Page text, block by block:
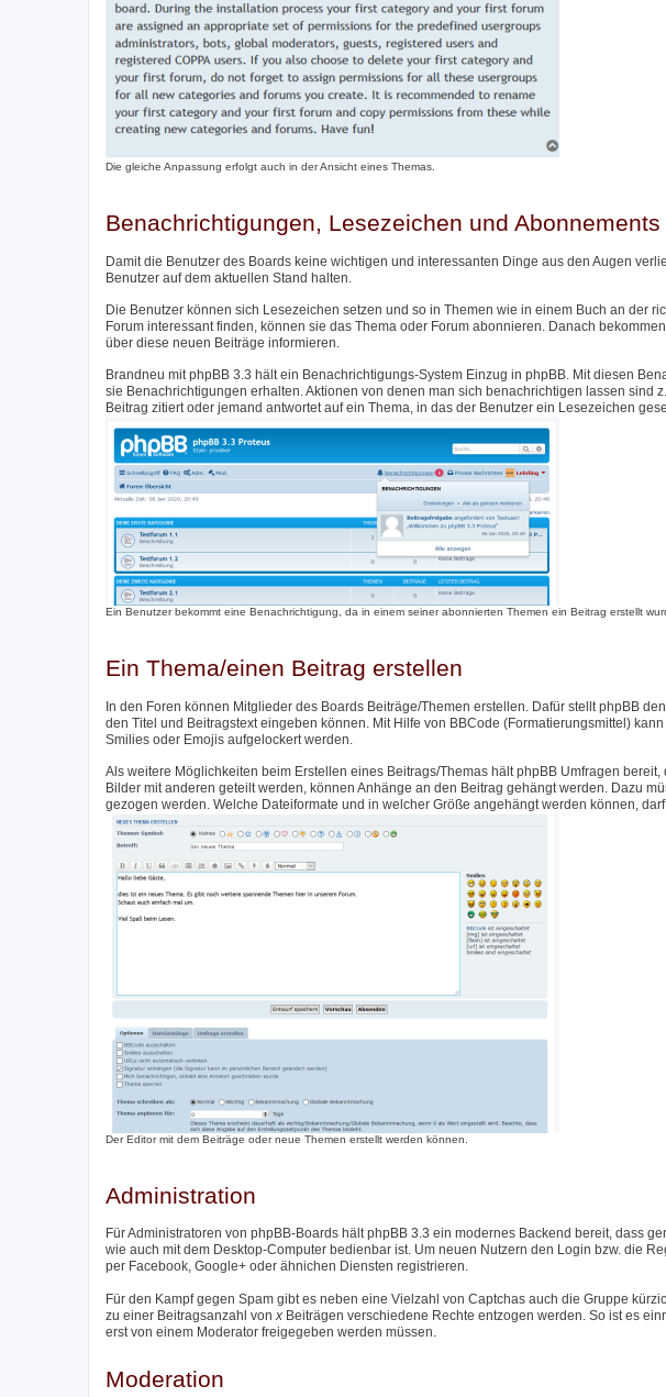
Die gleiche Anpassung erfolgt auch in der Ansicht eines Themas.
Benachrichtigungen, Lesezeichen und Abonnements
Damit die Benutzer des Boards keine wichtigen und interessanten Dinge aus den Augen
Benutzer auf dem aktuellen Stand halten.
Die Benutzer können sich Lesezeichen setzen und so in Themen wie in einem Buch an der
Forum interessant finden, können sie das Thema oder Forum abonnieren. Danach
über diese neuen Beiträge informieren.
Brandneu mit phpBB 3.3 hält ein Benachrichtigungs-System Einzug in phpBB. Mit diesen
sie Benachrichtigungen erhalten. Aktionen von denen man sich benachrichtigen lassen sind
Beitrag zitiert oder jemand antwortet auf ein Thema, in das der Benutzer ein Lesezeichen
Ein Benutzer bekommt eine Benachrichtigung, da in einem seiner abonnierten Themen ein Beitrag erstellt
Ein Thema/einen Beitrag erstellen
In den Foren können Mitglieder des Boards Beiträge/Themen erstellen. Dafür stellt phpBB
den Titel und Beitragstext eingeben können. Mit Hilfe von BBCode (Formatierungsmittel)
Smilies oder Emojis aufgelockert werden.
Als weitere Möglichkeiten beim Erstellen eines Beitrags/Themas hält phpBB Umfragen
Bilder mit anderen geteilt werden, können Anhänge an den Beitrag gehängt werden. Dazu
gezogen werden. Welche Dateiformate und in welcher Größe angehängt werden können,
Der Editor mit dem Beiträge oder neue Themen erstellt werden können.
Administration
Für Administratoren von phpBB-Boards hält phpBB 3.3 ein modernes Backend bereit, dass
wie auch mit dem Desktop-Computer bedienbar ist. Um neuen Nutzern den Login bzw. die
per Facebook, Google+ oder ähnichen Diensten registrieren.
Für den Kampf gegen Spam gibt es neben eine Vielzahl von Captchas auch die Gruppe
zu einer Beitragsanzahl vonx Beiträgen verschiedene Rechte entzogen werden. So ist es
erst von einem Moderator freigegeben werden müssen.
Moderation